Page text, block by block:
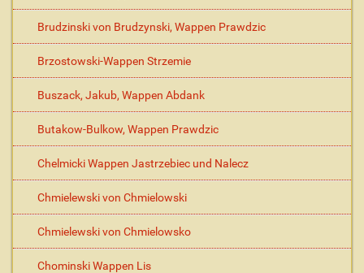
Brudzinski von Brudzynski, Wappen Prawdzic
Brzostowski-Wappen Strzemie
Buszack, Jakub, Wappen Abdank
Butakow-Bulkow, Wappen Prawdzic
Chelmicki Wappen Jastrzebiec und Nalecz
Chmielewski von Chmielowski
Chmielewski von Chmielowsko
Chominski Wappen Lis